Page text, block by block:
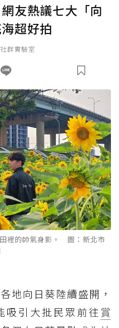
友熱議七大「向
超好拍
群實驗室
裡的帥氣身影。 圖：新北市
地向日葵陸續盛開，
吸引大批民眾前往 賞